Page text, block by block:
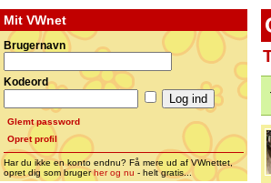
Mit VWnet
Brugernavn
Kodeord
Glemt password
Opret profil
Har du ikke en konto endnu? Få mere ud af VWnettet,
opret dig som brugerher og nu - helt gratis...